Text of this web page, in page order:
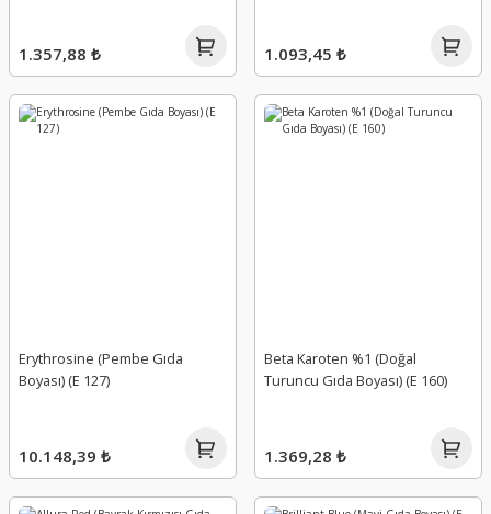
1.357,88 ₺ 1.093,45 ₺
Erythrosine (Pembe Gıda
Boyası) (E 127)
10.148,39 ₺
Beta Karoten %1 (Doğal
Turuncu Gıda Boyası) (E 160)
1.369,28 ₺